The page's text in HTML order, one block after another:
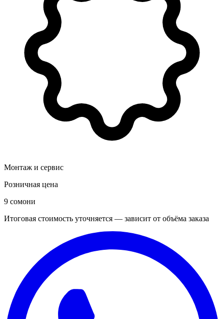
Монтаж и сервис
Розничная цена
9 сомони
Итоговая стоимость уточняется — зависит от объёма заказа